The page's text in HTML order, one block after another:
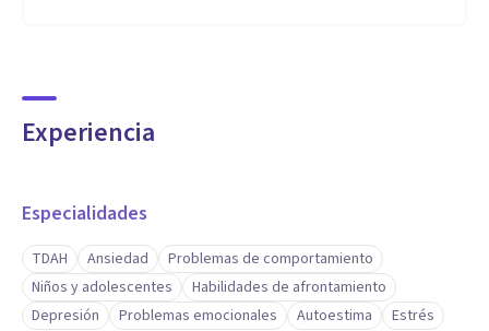
Experiencia
Especialidades
TDAH Ansiedad
Problemas de comportamiento
Niños y adolescentes
Habilidades de afrontamiento
Depresión
Problemas emocionales Autoestima Estrés